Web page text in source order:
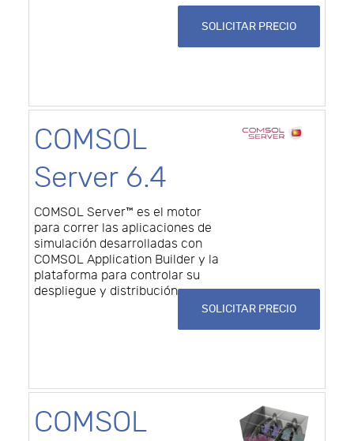
SOLICITAR PRECIO
COMSOL
Server 6.4
COMSOL Server™ es el motor
para correr las aplicaciones de
simulación desarrolladas con
COMSOL Application Builder y la
plataforma para controlar su
despliegue y distribución.
SOLICITAR PRECIO
COMSOL